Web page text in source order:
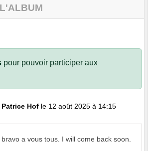
pour pouvoir participer aux
Patrice Hof le 12 août 2025 à 14:15
bravo a vous tous. I will come back soon.